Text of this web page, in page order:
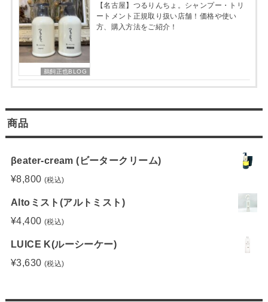
鵜飼正也BLOG
【名古屋】つるりんちょ。シャンプー・トリ
ートメント正規取り扱い店舗！価格や使い
方、購入方法をご紹介！
商品
βeater-cream (ビータークリーム)
¥8,800 (税込)
Altoミスト(アルトミスト)
¥4,400 (税込)
LUICE K(ルーシーケー)
¥3,630 (税込)